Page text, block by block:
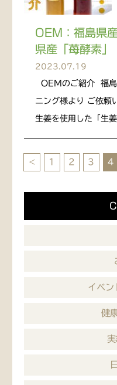
OEM：福島県
県産「苺酵素」
2023.07.19
OEMのご紹介 ‬‬‬ 福
ニング様より ご依頼
生姜を使用した「生
< 1 2 3 4
イベン
健